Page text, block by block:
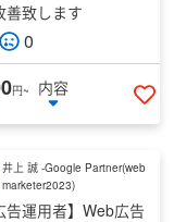
善致します
0
円~
内容
い
井上 誠 -Google Partner(web
marketer2023)
告運用者】Web広告